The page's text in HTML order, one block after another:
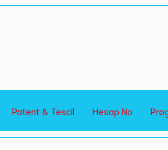
Patent & Tescil Hesap No